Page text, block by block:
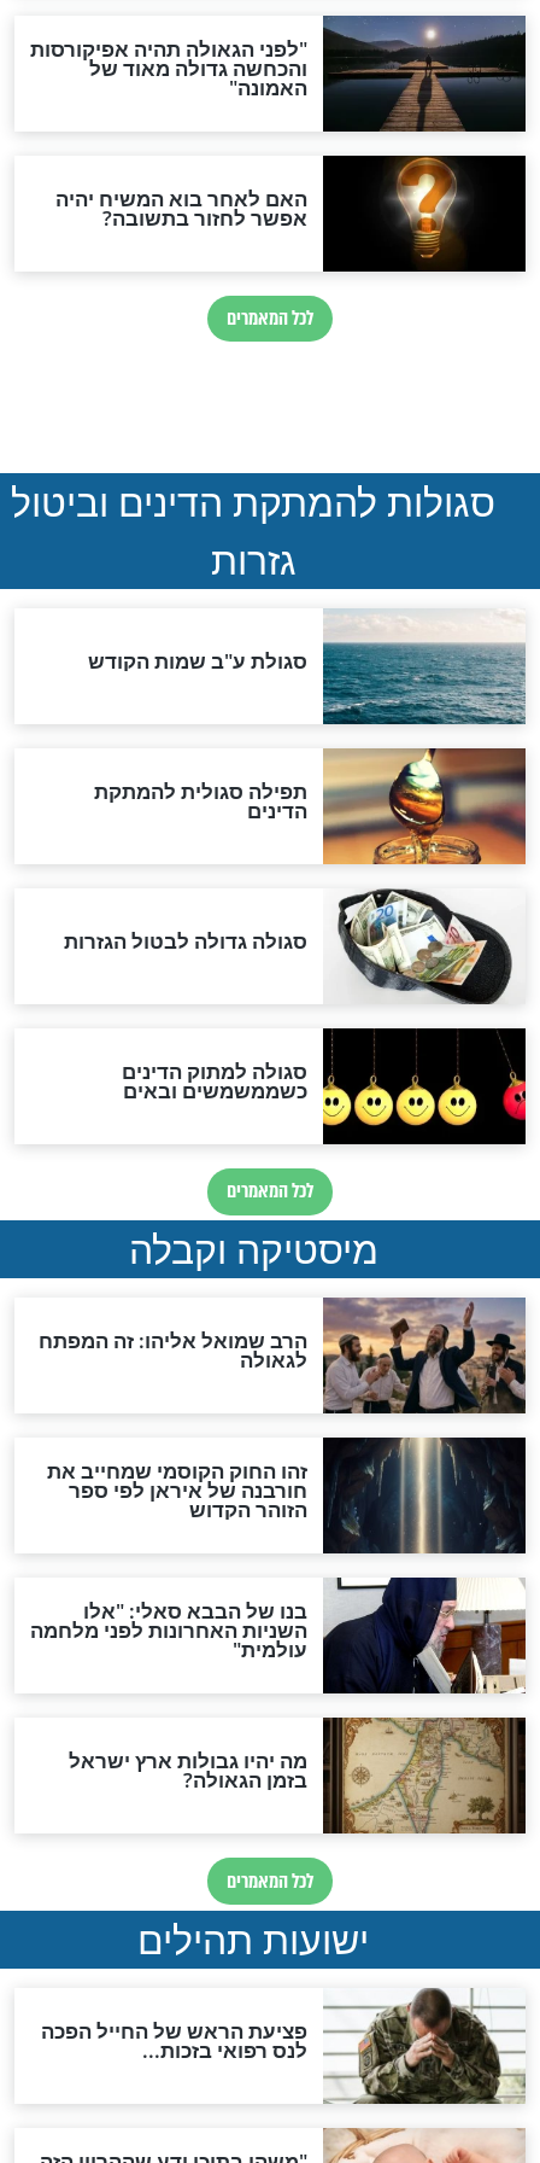
הותר לפרסום: לוחמי מילואים
נהרגו בדרום לבנון
ואיראן: בלי שקיפות ועם הרבה
סימני שאלה
הנדיר של הרשב"ם התגלה
"מודה לקב"ה על כל השנים"
לכל המאמרים
אחרית הימים
האם אפשר לחשב את הקץ?
מה יהיה בימות המשיח?
"לפני הגאולה תהיה אפיקורסות
והכחשה גדולה מאוד של
האמונה"
האם לאחר בוא המשיח יהיה
אפשר לחזור בתשובה?
לכל המאמרים
להמתקת הדינים וביטול
גזרות
סגולת ע"ב שמות הקודש